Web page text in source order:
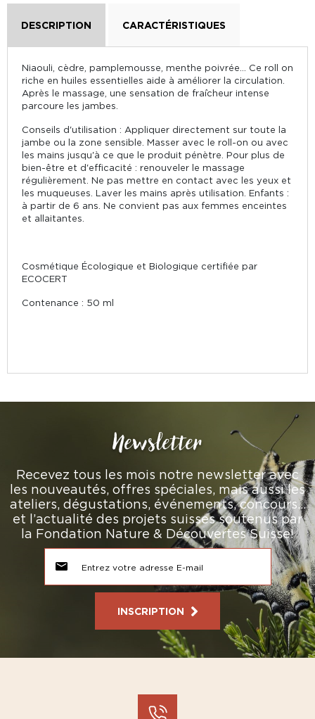
DESCRIPTION CARACTÉRISTIQUES
Niaouli, cèdre, pamplemousse, menthe poivrée… Ce roll on
riche en huiles essentielles aide à améliorer la circulation.
Après le massage, une sensation de fraîcheur intense
parcoure les jambes.
Conseils d'utilisation : Appliquer directement sur toute la
jambe ou la zone sensible. Masser avec le roll-on ou avec
les mains jusqu'à ce que le produit pénètre. Pour plus de
bien-être et d'efficacité : renouveler le massage
régulièrement. Ne pas mettre en contact avec les yeux et
les muqueuses. Laver les mains après utilisation. Enfants :
à partir de 6 ans. Ne convient pas aux femmes enceintes
et allaitantes.
Cosmétique Écologique et Biologique certifiée par
ECOCERT
Contenance : 50 ml
Newsletter
Recevez tous les mois notre newsletter avec
les nouveautés, offres spéciales, mais aussi les
ateliers, dégustations, événements, concours…
et l’actualité des projets suisses soutenus par
la Fondation Nature & Découvertes Suisse!
INSCRIPTION